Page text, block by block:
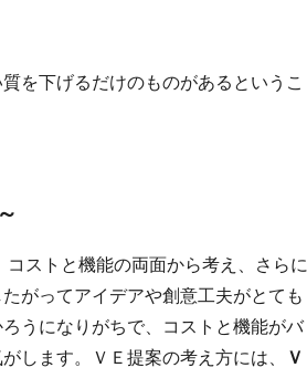
を下げるだけのものがあるというこ
ストと機能の両面から考え、さらに
がってアイデアや創意工夫がとても
うになりがちで、コストと機能がバ
します。ＶＥ提案の考え方には、
Ｖ